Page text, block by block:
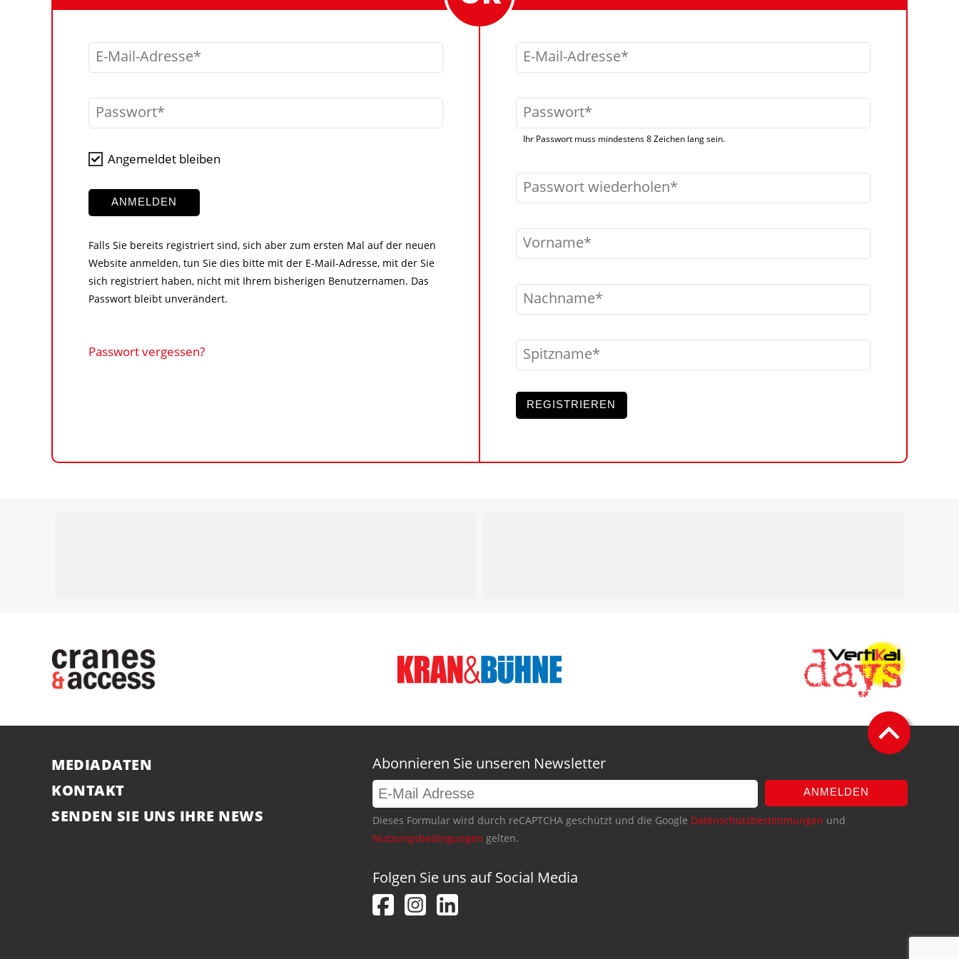
E-Mail-Adresse
Passwort
Angemeldet bleiben
ANMELDEN
Falls Sie bereits registriert sind, sich aber zum ersten Mal auf der neuen
Website anmelden, tun Sie dies bitte mit der E-Mail-Adresse, mit der Sie
sich registriert haben, nicht mit Ihrem bisherigen Benutzernamen. Das
Passwort bleibt unverändert.
Passwort vergessen?
E-Mail-Adresse
Passwort
Ihr Passwort muss mindestens 8 Zeichen lang sein.
Passwort wiederholen
Vorname
Nachname
Spitzname
REGISTRIEREN
MEDIADATEN
KONTAKT
SENDEN SIE UNS IHRE NEWS
Abonnieren Sie unseren Newsletter
ANMELDEN
Dieses Formular wird durch reCAPTCHA geschützt und die Google Datenschutzbestimmungen und
Nutzungsbedingungen gelten.
Folgen Sie uns auf Social Media